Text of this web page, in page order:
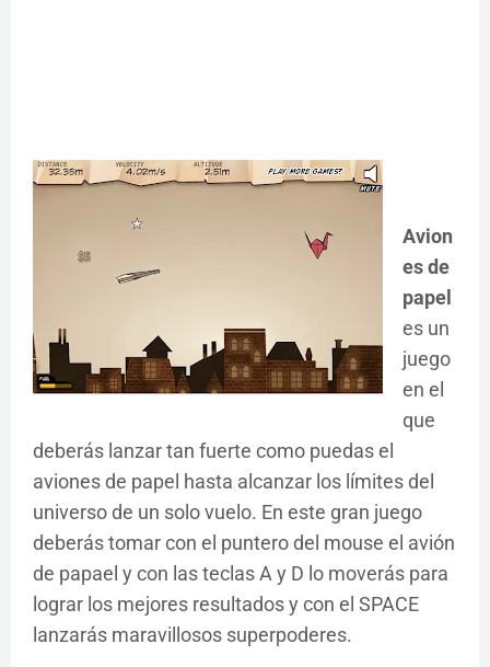
Avion
es de
papel
es un
juego
en el
que
deberás lanzar tan fuerte como puedas el
aviones de papel hasta alcanzar los límites del
universo de un solo vuelo. En este gran juego
deberás tomar con el puntero del mouse el avión
de papael y con las teclas A y D lo moverás para
lograr los mejores resultados y con el SPACE
lanzarás maravillosos superpoderes.